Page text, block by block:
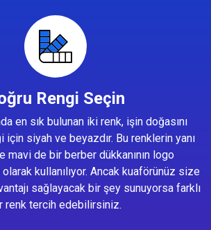
Rengi Seçin
en sık bulunan iki renk, işin doğasını
için siyah ve beyazdır. Bu renklerin yanı
mavi de bir berber dükkanının logo
olarak kullanılıyor. Ancak kuaförünüz size
sağlayacak bir şey sunuyorsa farklı
renk tercih edebilirsiniz.